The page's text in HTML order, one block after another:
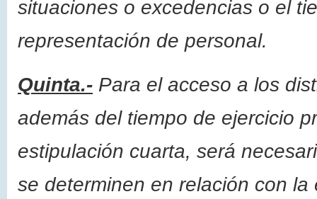
situaciones o excedencias o el
representación de personal.
Quinta.- Para el acceso a los
además del tiempo de ejercicio
estipulación cuarta, será
se determinen en relación con